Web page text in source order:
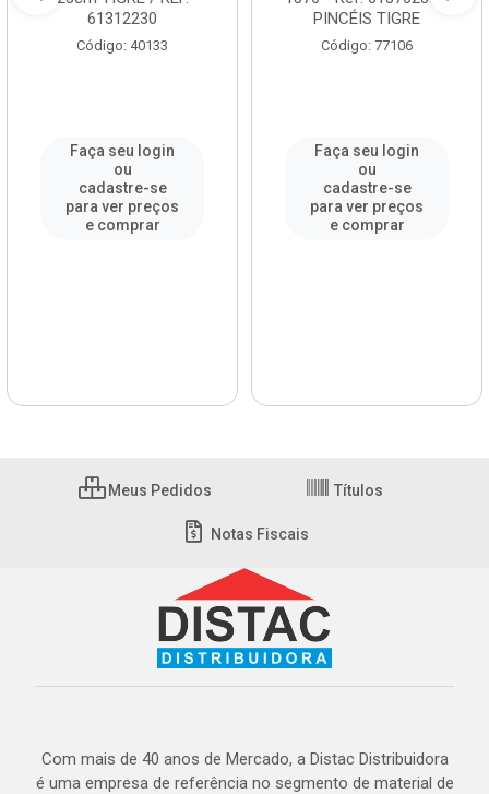
61312230
Código: 40133
Faça seu login
ou
cadastre-se
para ver preços
e comprar
PINCÉIS TIGRE
Código: 77106
Faça seu login
ou
cadastre-se
para ver preços
e comprar
Meus Pedidos Títulos
Notas Fiscais
Com mais de 40 anos de Mercado, a Distac Distribuidora
é uma empresa de referência no segmento de material de